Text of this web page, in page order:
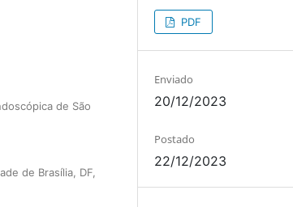
de São
de Brasília, DF,
PDF
Enviado
20/12/2023
Postado
22/12/2023